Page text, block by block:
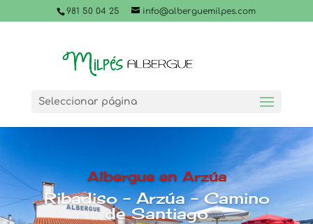
981 50 04 25 info@alberguemilpes.com
Seleccionar página
Albergue en Arzúa
Ribadiso – Arzúa – Camino
de Santiago